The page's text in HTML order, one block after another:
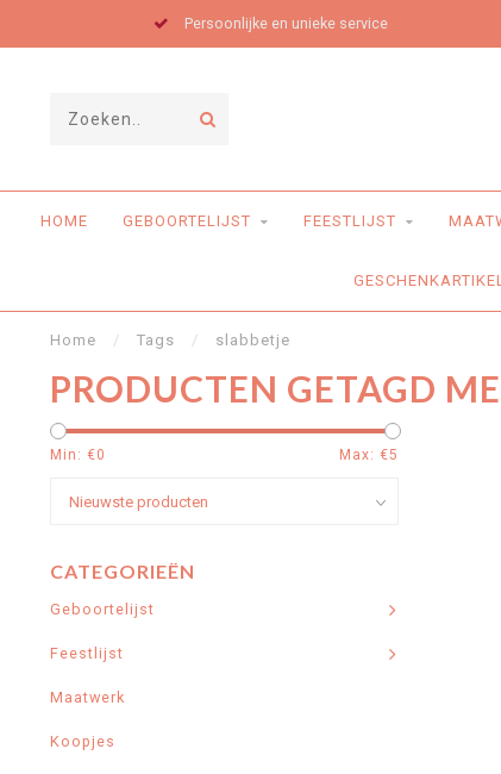
Persoonlijke en unieke service
HOME GEBOORTELIJST FEESTLIJST
Home / Tags / slabbetje
PRODUCTEN GETAGD
Min: €0 Max: €5
CATEGORIEËN
Geboortelijst
Feestlijst
Maatwerk
Koopjes